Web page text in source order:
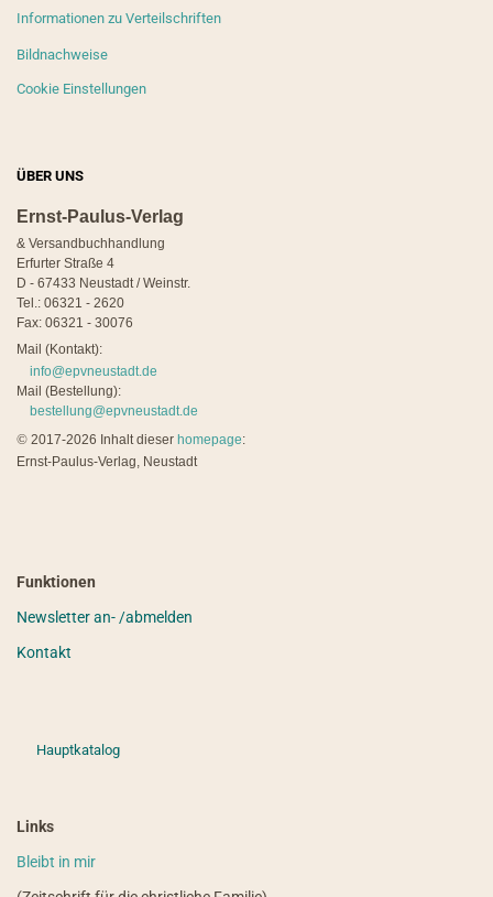
Informationen zu Verteilschriften
Bildnachweise
Cookie Einstellungen
ÜBER UNS
Ernst-Paulus-Verlag
& Versandbuchhandlung
Erfurter Straße 4
D - 67433 Neustadt / Weinstr.
Tel.: 06321 - 2620
Fax: 06321 - 30076
Mail (Kontakt):
info@epvneustadt.de
Mail (Bestellung):
bestellung@epvneustadt.de
© 2017-2026 Inhalt dieser homepage:
Ernst-Paulus-Verlag, Neustadt
Funktionen
Newsletter an- /abmelden
Kontakt
Hauptkatalog
Links
Bleibt in mir